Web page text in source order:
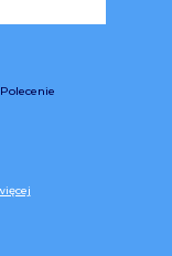
Polecenie